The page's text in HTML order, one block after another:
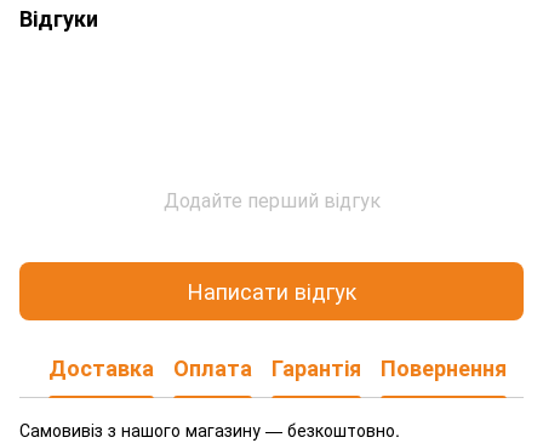
Відгуки
Додайте перший відгук
Написати відгук
Доставка Оплата Гарантія Повернення
Самовивіз з нашого магазину — безкоштовно.